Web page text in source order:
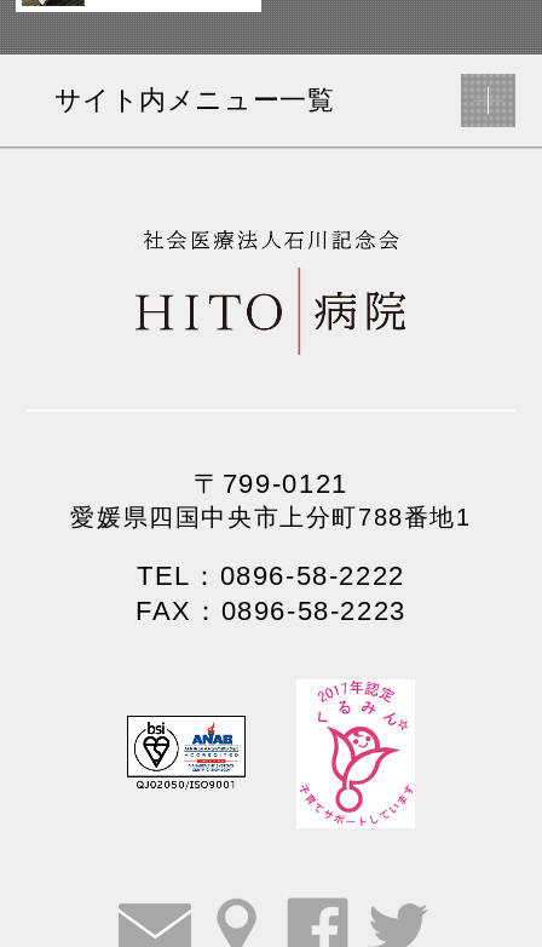
サイト内メニュー一覧
〒799-0121
愛媛県四国中央市上分町788番地1
TEL：0896-58-2222
FAX：0896-58-2223